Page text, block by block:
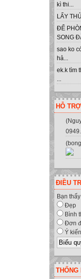
kì thi...
LẤY
ĐỂ
SONG
sao ko
hả...
ek.k tìm
...
HỖ
ĐIỀU
Bạn
Đẹp
Bình
Đơn
Ý
THỐNG